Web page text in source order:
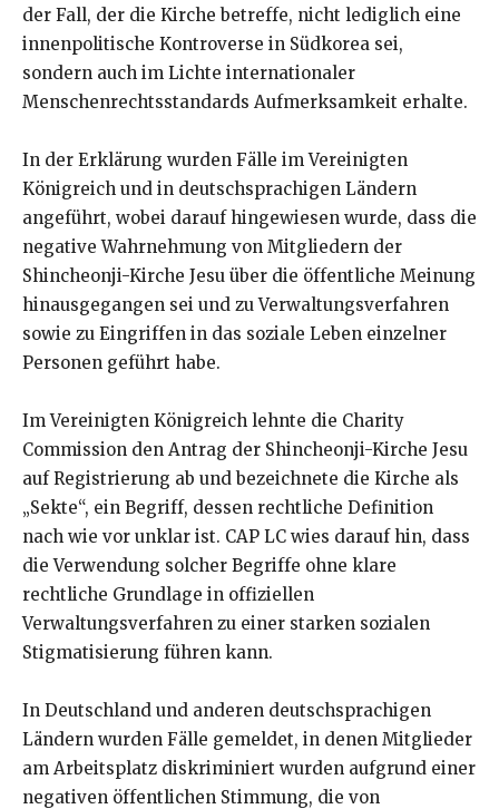
der Fall, der die Kirche betreffe, nicht lediglich eine
innenpolitische Kontroverse in Südkorea sei,
sondern auch im Lichte internationaler
Menschenrechtsstandards Aufmerksamkeit erhalte.
In der Erklärung wurden Fälle im Vereinigten
Königreich und in deutschsprachigen Ländern
angeführt, wobei darauf hingewiesen wurde, dass die
negative Wahrnehmung von Mitgliedern der
Shincheonji-Kirche Jesu über die öffentliche Meinung
hinausgegangen sei und zu Verwaltungsverfahren
sowie zu Eingriffen in das soziale Leben einzelner
Personen geführt habe.
Im Vereinigten Königreich lehnte die Charity
Commission den Antrag der Shincheonji-Kirche Jesu
auf Registrierung ab und bezeichnete die Kirche als
„Sekte“, ein Begriff, dessen rechtliche Definition
nach wie vor unklar ist. CAP LC wies darauf hin, dass
die Verwendung solcher Begriffe ohne klare
rechtliche Grundlage in offiziellen
Verwaltungsverfahren zu einer starken sozialen
Stigmatisierung führen kann.
In Deutschland und anderen deutschsprachigen
Ländern wurden Fälle gemeldet, in denen Mitglieder
am Arbeitsplatz diskriminiert wurden aufgrund einer
negativen öffentlichen Stimmung, die von